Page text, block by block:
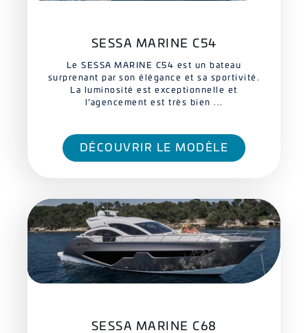
SESSA MARINE C54
Le SESSA MARINE C54 est un bateau
surprenant par son élégance et sa sportivité.
La luminosité est exceptionnelle et
l’agencement est très bien ...
DÉCOUVRIR LE MODÈLE
SESSA MARINE C68